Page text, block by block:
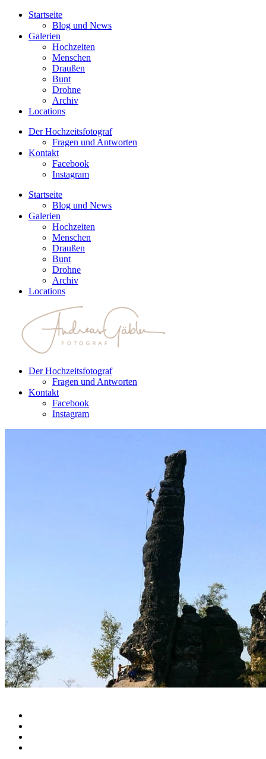
Startseite
Blog und News
Galerien
Hochzeiten
Menschen
Draußen
Bunt
Drohne
Archiv
Locations
Der Hochzeitsfotograf
Fragen und Antworten
Kontakt
Facebook
Instagram
Startseite
Blog und News
Galerien
Hochzeiten
Menschen
Draußen
Bunt
Drohne
Archiv
Locations
Der Hochzeitsfotograf
Fragen und Antworten
Kontakt
Facebook
Instagram